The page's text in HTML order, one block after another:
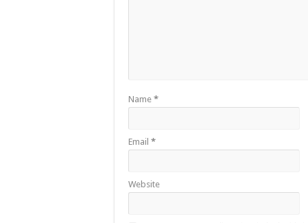
Name *
Email *
Website